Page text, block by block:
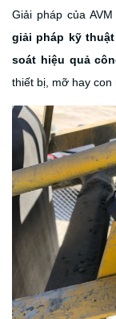
Giải pháp của
giải pháp kỹ
soát hiệu quả
thiết bị, mỡ hay con